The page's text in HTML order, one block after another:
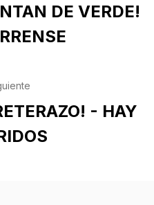
DE VERDE!
- HAY